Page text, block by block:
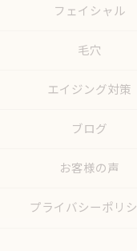
フェイシャル
毛穴
エイジング対策
ブログ
お客様の声
プライバシーポリ